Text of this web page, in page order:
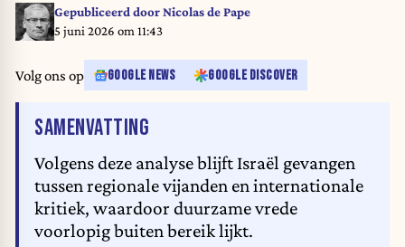
Gepubliceerd doorNicolas de Pape
5 juni 2026 om 11:43
Volg ons op GOOGLE NEWS GOOGLE DISCOVER
SAMENVATTING
Volgens deze analyse blijft Israël gevangen
tussen regionale vijanden en internationale
kritiek, waardoor duurzame vrede
voorlopig buiten bereik lijkt.